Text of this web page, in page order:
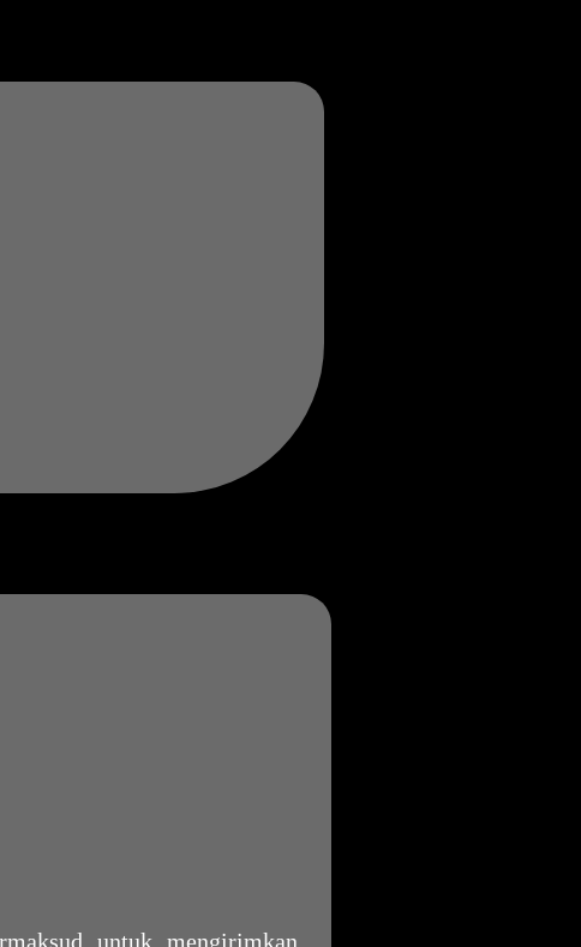
untuk mengirimkan